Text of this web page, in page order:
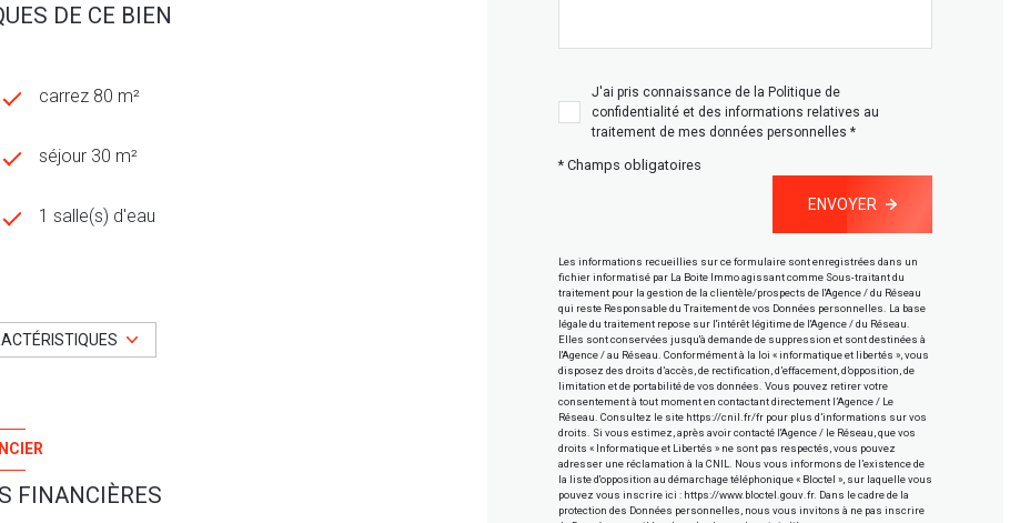
DE CE BIEN
carrez 80 m²
séjour 30 m²
1 salle(s) d'eau
4 parking(s)
arboré
FINANCIÈRES
J'ai pris connaissance de la Politique de
confidentialité et des informations relatives au
traitement de mes données personnelles *
* Champs obligatoires
ENVOYER
Les informations recueillies sur ce formulaire sont enregistrées dans un
fichier informatisé par La Boite Immo agissant comme Sous-traitant du
traitement pour la gestion de la clientèle/prospects de l'Agence / du Réseau
qui reste Responsable du Traitement de vos Données personnelles. La base
légale du traitement repose sur l'intérêt légitime de l'Agence / du Réseau.
Elles sont conservées jusqu'à demande de suppression et sont destinées à
l'Agence / au Réseau. Conformément à la loi « informatique et libertés », vous
disposez des droits d’accès, de rectification, d’effacement, d’opposition, de
limitation et de portabilité de vos données. Vous pouvez retirer votre
consentement à tout moment en contactant directement l’Agence / Le
Réseau. Consultez le site https://cnil.fr/frpour plus d’informations sur vos
droits. Si vous estimez, après avoir contacté l'Agence / le Réseau, que vos
droits « Informatique et Libertés » ne sont pas respectés, vous pouvez
adresser une réclamation à la CNIL. Nous vous informons de l’existence de
la liste d'opposition au démarchage téléphonique « Bloctel », sur laquelle vous
pouvez vous inscrire ici : https://www.bloctel.gouv.fr. Dans le cadre de la
protection des Données personnelles, nous vous invitons à ne pas inscrire